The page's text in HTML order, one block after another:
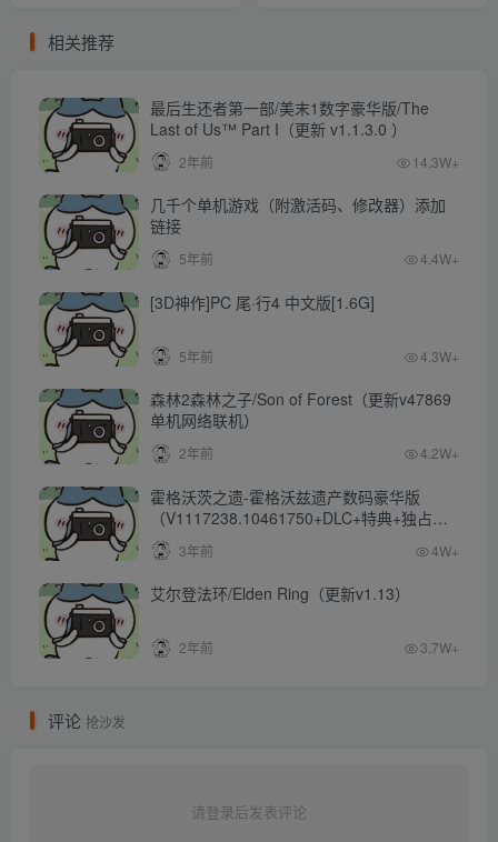
相关推荐
最后生还者第一部/美末1数字豪华版/The
Last of Us™ Part I（更新 v1.1.3.0 ）
2年前 14.3W+
几千个单机游戏（附激活码、修改器）添加
链接
5年前 4.4W+
[3D神作]PC 尾·行4 中文版[1.6G]
5年前 4.3W+
森林2森林之子/Son of Forest（更新v47869
单机网络联机）
2年前 4.2W+
霍格沃茨之遗-霍格沃兹遗产数码豪华版
（V1117238.10461750+DLC+特典+独占内
容）
3年前 4W+
艾尔登法环/Elden Ring（更新v1.13）
2年前 3.7W+
评论 抢沙发
请登录后发表评论